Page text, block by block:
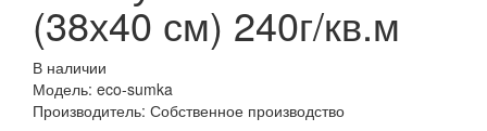
(38х40 см) 240г/кв.м
В наличии
Модель: eco-sumka
Производитель: Собственное производство